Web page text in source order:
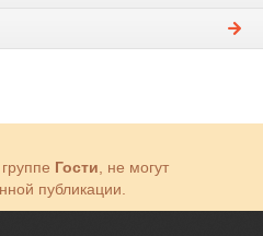
Гости , не могут
публикации.